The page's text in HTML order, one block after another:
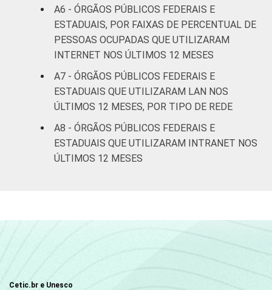
A6 - ÓRGÃOS PÚBLICOS FEDERAIS E
ESTADUAIS, POR FAIXAS DE PERCENTUAL DE
PESSOAS OCUPADAS QUE UTILIZARAM
INTERNET NOS ÚLTIMOS 12 MESES
A7 - ÓRGÃOS PÚBLICOS FEDERAIS E
ESTADUAIS QUE UTILIZARAM LAN NOS
ÚLTIMOS 12 MESES, POR TIPO DE REDE
A8 - ÓRGÃOS PÚBLICOS FEDERAIS E
ESTADUAIS QUE UTILIZARAM INTRANET NOS
ÚLTIMOS 12 MESES
Cetic.br e Unesco